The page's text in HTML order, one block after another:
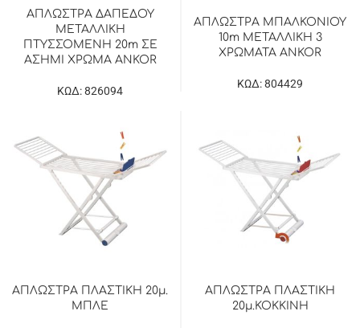
ΑΠΛΩΣΤΡΑ ΔΑΠΕΔΟΥ
ΜΕΤΑΛΛΙΚΗ
ΠΤΥΣΣΟΜΕΝΗ 20m ΣΕ
ΑΣΗΜΙ ΧΡΩΜΑ ANKOR
ΚΩΔ: 826094
ΑΠΛΩΣΤΡΑ ΜΠΑΛΚΟΝΙΟΥ
10m ΜΕΤΑΛΛΙΚΗ 3
ΧΡΩΜΑΤΑ ANKOR
ΚΩΔ: 804429
ΑΠΛΩΣΤΡΑ ΠΛΑΣΤΙΚΗ 20μ.
ΜΠΛΕ
ΑΠΛΩΣΤΡΑ ΠΛΑΣΤΙΚΗ
20μ.ΚΟΚΚΙΝΗ